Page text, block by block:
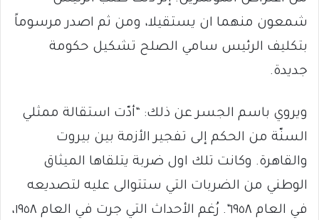
شمعون منهما ان يستقيلا، ومن ثم اصدر مرسوماً
بتكليف الرئيس سامي الصلح تشكيل حكومة
جديدة.
ويروي باسم الجسر عن ذلك: “أدّت استقالة ممثلي
السنّة من الحكم إلى تفجير الأزمة بين بيروت
والقاهرة. وكانت تلك اول ضربة يتلقاها الميثاق
الوطني من الضربات التي ستتوالى عليه لتصديعه
في العام ١٩٥٨“. رُغم الأحداث التي جرت في العام ١٩٥٨،